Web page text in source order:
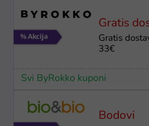
Gratis
Gratis
33€
Svi ByRokko kuponi
Bodovi